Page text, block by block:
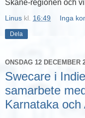
Skåne-regionen och
Linus kl. 16:49 Inga
Dela
ONSDAG 12 DECEMBER
Swecare i
samarbete
Karnataka